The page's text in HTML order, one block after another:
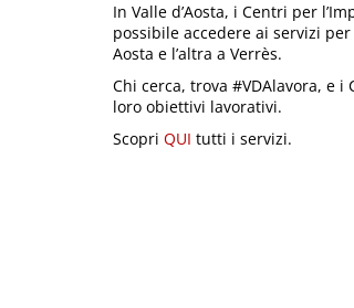
In Valle d’Aosta, i Centri per
possibile accedere ai servizi
Aosta e l’altra a Verrès.
Chi cerca, trova #VDAlavora, e
loro obiettivi lavorativi.
Scopri QUI tutti i servizi.